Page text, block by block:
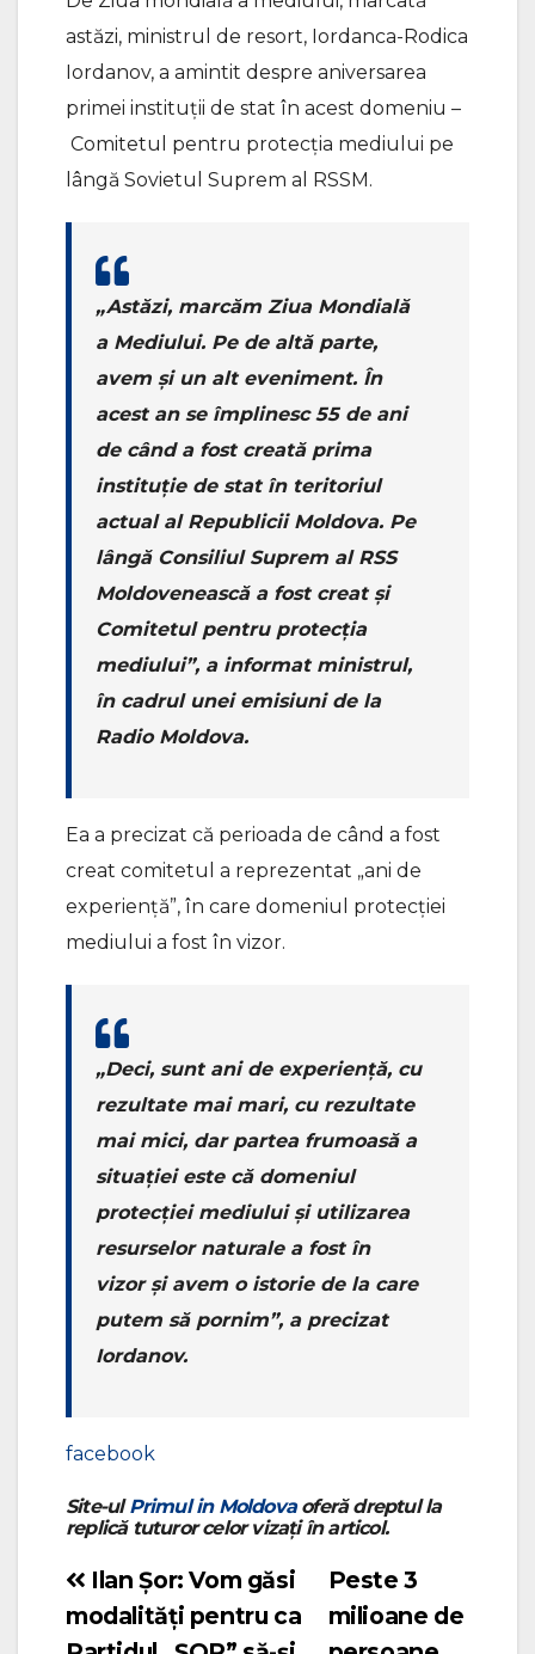
astăzi, ministrul de resort, Iordanca-Rodica
Iordanov, a amintit despre aniversarea
primei instituții de stat în acest domeniu –
Comitetul pentru protecția mediului pe
lângă Sovietul Suprem al RSSM.
„Astăzi, marcăm Ziua Mondială
a Mediului. Pe de altă parte,
avem și un alt eveniment. În
acest an se împlinesc 55 de ani
de când a fost creată prima
instituție de stat în teritoriul
actual al Republicii Moldova. Pe
lângă Consiliul Suprem al RSS
Moldovenească a fost creat și
Comitetul pentru protecția
mediului”, a informat ministrul,
în cadrul unei emisiuni de la
Radio Moldova.
Ea a precizat că perioada de când a fost
creat comitetul a reprezentat „ani de
experiență”, în care domeniul protecției
mediului a fost în vizor.
„Deci, sunt ani de experiență, cu
rezultate mai mari, cu rezultate
mai mici, dar partea frumoasă a
situației este că domeniul
protecției mediului și utilizarea
resurselor naturale a fost în
vizor și avem o istorie de la care
putem să pornim”, a precizat
Iordanov.
facebook
Site-ulPrimul in Moldovaoferă dreptul la
replică tuturor celor vizați în articol.
Navigare
în
Peste 3
milioane de
Ilan Șor: Vom găsi
modalități pentru ca